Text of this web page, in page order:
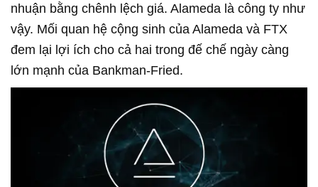
nhuận bằng chênh lệch giá. Alameda là công ty như
vậy. Mối quan hệ cộng sinh của Alameda và FTX
đem lại lợi ích cho cả hai trong đế chế ngày càng
lớn mạnh của Bankman-Fried.